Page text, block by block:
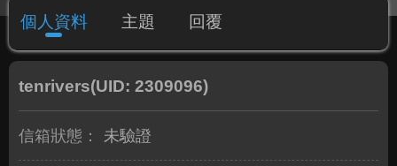
個人資料 主題 回覆
tenrivers(UID: 2309096)
信箱狀態： 未驗證